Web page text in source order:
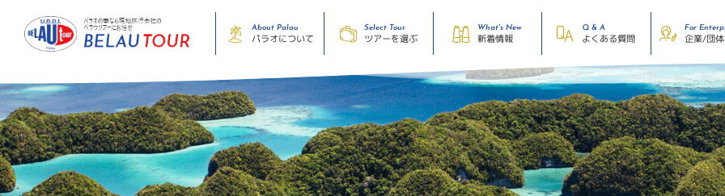
About Palau
パラオについて
Select Tour
ツアーを選ぶ
What's New
新着情報
Q & A
よくある質問
For
企業/団